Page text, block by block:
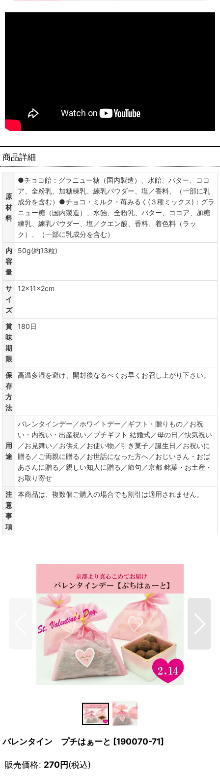
商品詳細
原
材
料
●チョコ飴：グラニュー糖（国内製造）、水飴、バター、ココ
ア、全粉乳、加糖練乳、練乳パウダー、塩／香料、（一部に乳
成分を含む）●チョコ・ミルク・苺みるく(３種ミックス)：グラ
ニュー糖（国内製造）、水飴、全粉乳、バター、ココア、加糖
練乳、練乳パウダー、塩／クエン酸、香料、着色料（ラッ
ク）、（一部に乳成分を含む）
内
容
量
50g(約13粒)
サ
イ
ズ
12×11×2cm
賞
味
期
限
180日
保
存
方
法
高温多湿を避け、開封後なるべくお早くお召し上がり下さい。
用
途
バレンタインデー／ホワイトデー／ギフト・贈りもの／お祝
い・内祝い・出産祝い／プチギフト 結婚式／母の日／快気祝い
／お見舞い／お供え／お使い物／引き菓子／誕生日／お祝いに
贈る／ご両親に贈る／お世話になった方へ／おじいさん・おば
あさんに贈る／親しい知人に贈る／節句／京都 銘菓・お土産・
お取り寄せ
注
意
事
項
本商品は、複数個ご購入の場合でも割引は適用されません。
バレンタイン プチはぁーと [190070-71]
販売価格: 270円(税込)